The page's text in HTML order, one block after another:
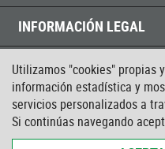
Utilizamos "cookies" propias
información estadística y
servicios personalizados a
Si continúas navegando
INFORMACIÓN LEGAL
CONTACTO
CERTIFICADO ISO